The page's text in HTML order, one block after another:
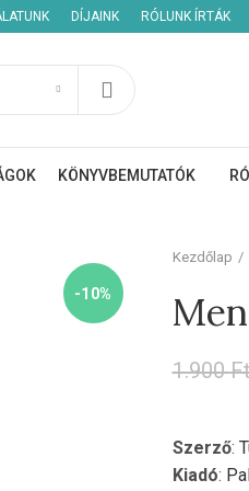
DÍJAINK RÓLUNK ÍRTÁK
KÖNYVBEMUTATÓK
-10%
Kezdőlap
1.900
Szerző:
Kiadó: